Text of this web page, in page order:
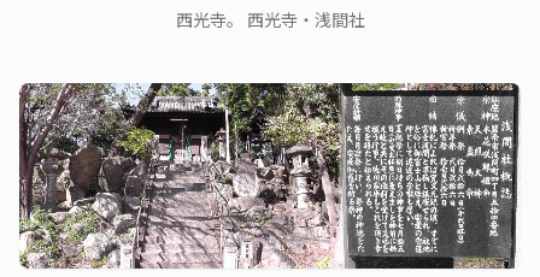
西光寺。 西光寺・浅間社